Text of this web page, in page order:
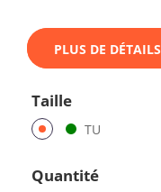
PLUS DE DÉTAILS
Taille
TU
Quantité